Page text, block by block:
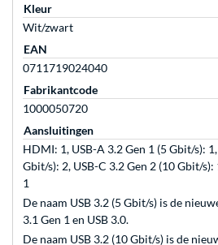
Kleur
Wit/zwart
EAN
0711719024040
Fabrikantcode
1000050720
Aansluitingen
HDMI: 1, USB-A 3.2 Gen 1 (5 Gbit/s):
Gbit/s): 2, USB-C 3.2 Gen 2 (10 Gbit/
1
De naam USB 3.2 (5 Gbit/s) is de
3.1 Gen 1 en USB 3.0.
De naam USB 3.2 (10 Gbit/s) is de